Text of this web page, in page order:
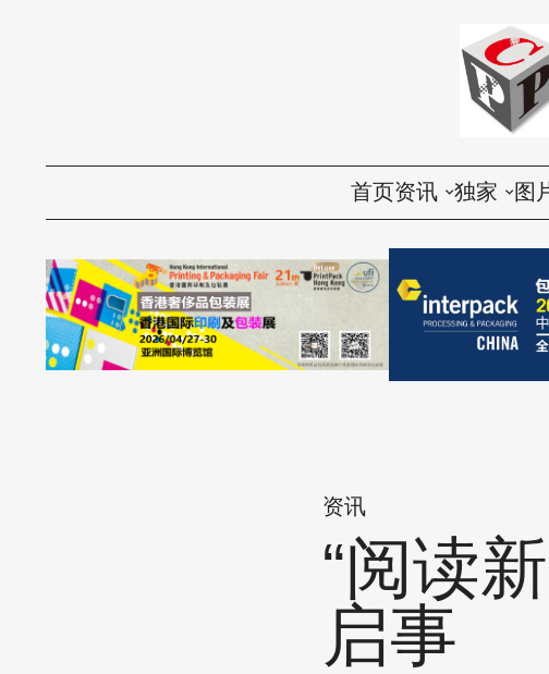
首页资讯
国内
国际
独家
评论
访谈
话题
图
活
展
设
资讯
“阅读
启事